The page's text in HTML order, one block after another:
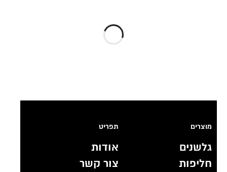
מוצרים
גלשנים
חליפות
תפריט
אודות
צור קשר